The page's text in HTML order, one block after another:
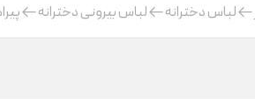
لباس دخترانه لباس بیرونی دخترانه